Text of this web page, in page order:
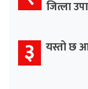
जित्ला
३ यस्तो छ